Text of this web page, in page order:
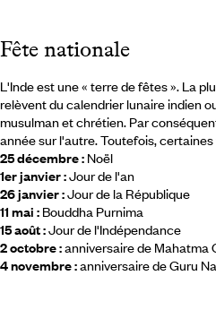
Fête nationale
L'Inde est une « terre de fêtes ». La
relèvent du calendrier lunaire indien
musulman et chrétien. Par
année sur l'autre. Toutefois,
25 décembre : Noël
1er janvier :Jour de l'an
26 janvier :Jour de la République
11 mai : Bouddha Purnima
15 août :Jour de l'Indépendance
2 octobre :anniversaire de Mahatma
4 novembre :anniversaire de Guru